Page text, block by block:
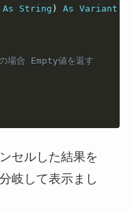
As String ) As
Variant
場合 Empty値を返す
セルした結果を
岐して表示まし